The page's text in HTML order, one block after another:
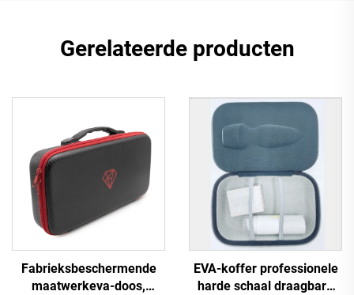
Gerelateerde producten
Fabrieksbeschermende
maatwerkeva-doos,
EVA-koffer professionele
harde schaal draagbare